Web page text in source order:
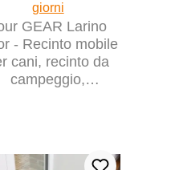
giorni
GEAR Larino
- Recinto mobile
cani, recinto da
campeggio,